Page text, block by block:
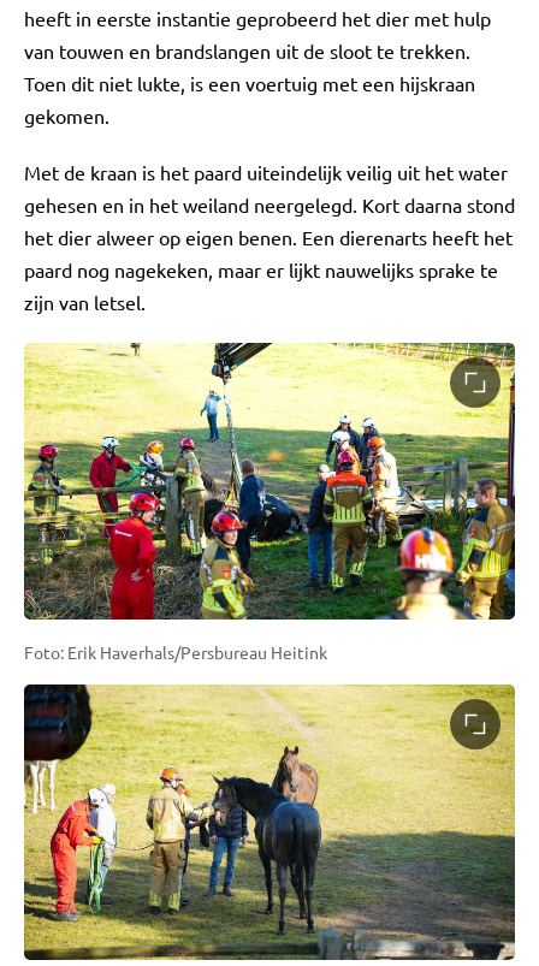
heeft in eerste instantie geprobeerd het dier met hulp
van touwen en brandslangen uit de sloot te trekken.
Toen dit niet lukte, is een voertuig met een hijskraan
gekomen.
Met de kraan is het paard uiteindelijk veilig uit het water
gehesen en in het weiland neergelegd. Kort daarna stond
het dier alweer op eigen benen. Een dierenarts heeft het
paard nog nagekeken, maar er lijkt nauwelijks sprake te
zijn van letsel.
Foto: Erik Haverhals/Persbureau Heitink